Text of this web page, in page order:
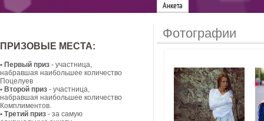
Анкета
Фотографии
ПРИЗОВЫЕ МЕСТА:
• Первый приз - участница,
набравшая наибольшее количество
Поцелуев
• Второй приз - участница,
набравшая наибольшее количество
Комплиментов.
• Третий приз - за самую